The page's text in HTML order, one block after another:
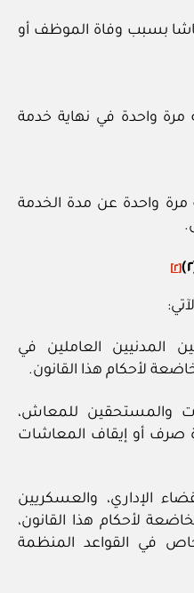
بسبب وفاة الموظف أو
واحدة في نهاية خدمة
واحدة عن مدة الخدمة
[٢]
المدنيين العاملين في
لأحكام هذا القانون.
والمستحقين للمعاش،
صرف أو إيقاف المعاشات
الإداري، والعسكريين
لأحكام هذا القانون،
في القواعد المنظمة